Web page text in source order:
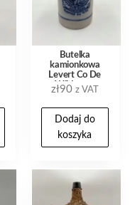
Butelka
kamionkowa
Levert Co De
Wildeman
Amsterdam 21cm
zł90 z VAT
Dodaj do
koszyka